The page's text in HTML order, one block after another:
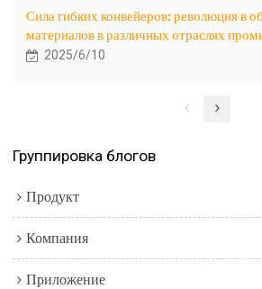
Сила гибких конвейеров: революция в
материалов в различных отраслях
2025/6/10
Группировка блогов
Продукт
Компания
Приложение